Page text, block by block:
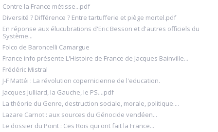
Contre la France métisse...pdf
Diversité ? Différence ? Entre tartufferie et piège mortel.pdf
En réponse aux élucubrations d'Eric Besson et d'autres officiels du
Système...
Folco de Baroncelli Camargue
France info présente L'Histoire de France de Jacques Bainville...
Frédéric Mistral
J-F Mattéi : La révolution copernicienne de l'education.
Jacques Julliard, la Gauche, le PS....pdf
La théorie du Genre, destruction sociale, morale, politique....
Lazare Carnot : aux sources du Génocide vendéen...
Le dossier du Point : Ces Rois qui ont fait la France...